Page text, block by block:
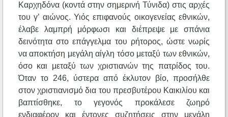
Καρχηδόνα (κοντά στην σημερινή Τύνιδα) στις αρχές
του γ’ αιώνος. Υιός επιφανούς οικογενείας εθνικών,
έλαβε λαμπρή μόρφωσι και διέπρεψε με σπάνια
δεινότητα στο επάγγελμα του ρήτορος, ώστε νωρίς
να αποκτήση μεγάλη αίγλη τόσο μεταξύ των εθνικών,
όσο και μεταξύ των χριστιανών της πατρίδος του.
Όταν το 246, ύστερα από έκλυτον βίο, προσήλθε
στον χριστιανισμό δια του πρεσβυτέρου Καικιλίου και
βαπτίσθηκε, το γεγονός προκάλεσε ζωηρό
ενδιαφέρον και έντονες συζητήσεις στην μεγάλη